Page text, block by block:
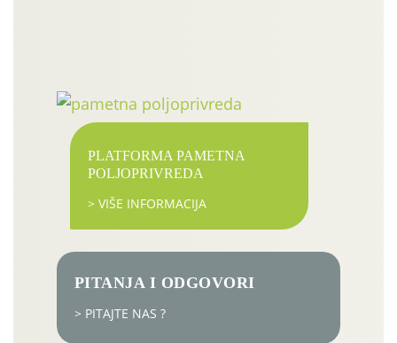
PLATFORMA PAMETNA
POLJOPRIVREDA
> VIŠE INFORMACIJA
PITANJA I ODGOVORI
> PITAJTE NAS ?